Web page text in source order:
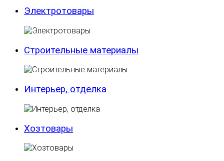
Электротовары
Строительные материалы
Интерьер, отделка
Хозтовары